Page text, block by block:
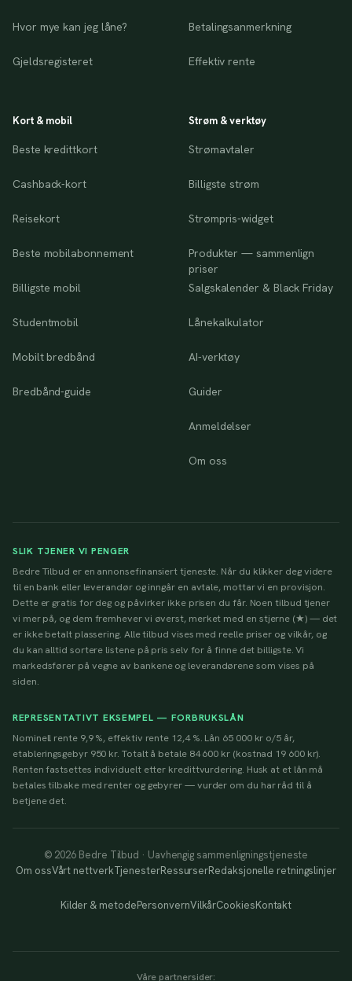
Hvor mye kan jeg låne?
Gjeldsregisteret
Betalingsanmerkning
Effektiv rente
Kort & mobil
Beste kredittkort
Cashback-kort
Reisekort
Beste mobilabonnement
Billigste mobil
Studentmobil
Mobilt bredbånd
Bredbånd-guide
Strøm & verktøy
Strømavtaler
Billigste strøm
Strømpris-widget
Produkter — sammenlign
priser
Salgskalender & Black Friday
Lånekalkulator
AI-verktøy
Guider
Anmeldelser
Om oss
SLIK TJENER VI PENGER
Bedre Tilbud er en annonsefinansiert tjeneste. Når du klikker deg videre
til en bank eller leverandør og inngår en avtale, mottar vi en provisjon.
Dette er gratis for deg og påvirker ikke prisen du får. Noen tilbud tjener
vi mer på, og dem fremhever vi øverst, merket med en stjerne (★) — det
er ikke betalt plassering. Alle tilbud vises med reelle priser og vilkår, og
du kan alltid sortere listene på pris selv for å finne det billigste. Vi
markedsfører på vegne av bankene og leverandørene som vises på
siden.
REPRESENTATIVT EKSEMPEL — FORBRUKSLÅN
Nominell rente 9,9 %, effektiv rente 12,4 %. Lån 65 000 kr o/5 år,
etableringsgebyr 950 kr. Totalt å betale 84 600 kr (kostnad 19 600 kr).
Renten fastsettes individuelt etter kredittvurdering. Husk at et lån må
betales tilbake med renter og gebyrer — vurder om du har råd til å
betjene det.
© 2026 Bedre Tilbud · Uavhengig sammenligningstjeneste
Om ossVårt nettverkTjenesterRessurserRedaksjonelle retningslinjer
Kilder & metodePersonvernVilkårCookiesKontakt
Våre partnersider: